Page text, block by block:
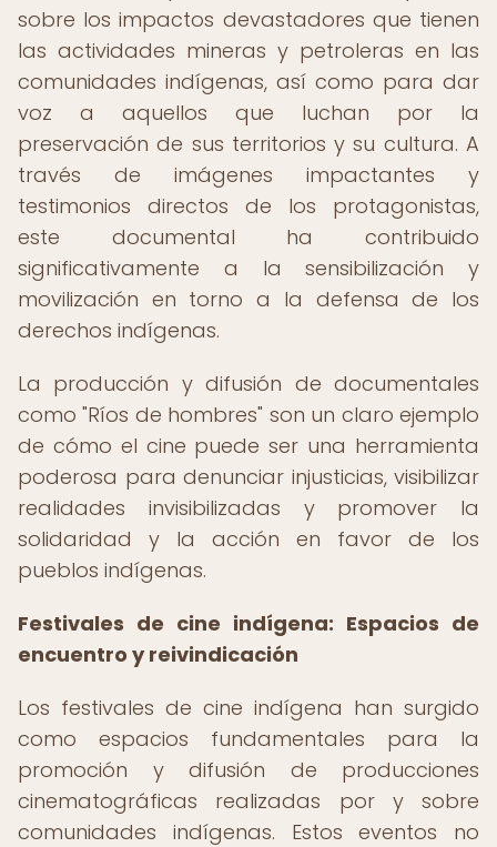
sobre los impactos devastadores que tienen
las actividades mineras y petroleras en las
comunidades indígenas, así como para dar
voz a aquellos que luchan por la
preservación de sus territorios y su cultura. A
través de imágenes impactantes y
testimonios directos de los protagonistas,
este documental ha contribuido
significativamente a la sensibilización y
movilización en torno a la defensa de los
derechos indígenas.
La producción y difusión de documentales
como "Ríos de hombres" son un claro ejemplo
de cómo el cine puede ser una herramienta
poderosa para denunciar injusticias, visibilizar
realidades invisibilizadas y promover la
solidaridad y la acción en favor de los
pueblos indígenas.
Festivales de cine indígena: Espacios de
encuentro y reivindicación
Los festivales de cine indígena han surgido
como espacios fundamentales para la
promoción y difusión de producciones
cinematográficas realizadas por y sobre
comunidades indígenas. Estos eventos no